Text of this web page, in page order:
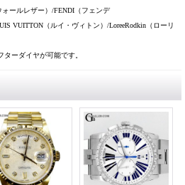
ールレザー）/FENDI（フェンデ
VUITTON（ルイ・ヴィトン）/LoreeRodkin（ローリ
ーダイヤが可能です。